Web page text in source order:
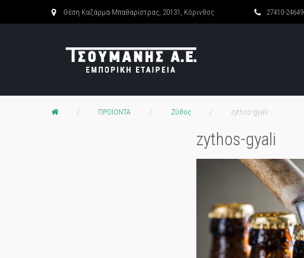
Θέση Καζάρμα Μπαθαρίστρας, 20131, Κόρινθος 27410-24649
/ ΠΡΟΪΟΝΤΑ / Ζύθος / zythos-gyali
zythos-gyali